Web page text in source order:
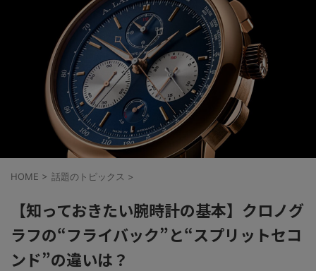
HOME > 話題のトピックス >
【知っておきたい腕時計の基本】クロノグ
ラフの“フライバック”と“スプリットセコ
ンド”の違いは？